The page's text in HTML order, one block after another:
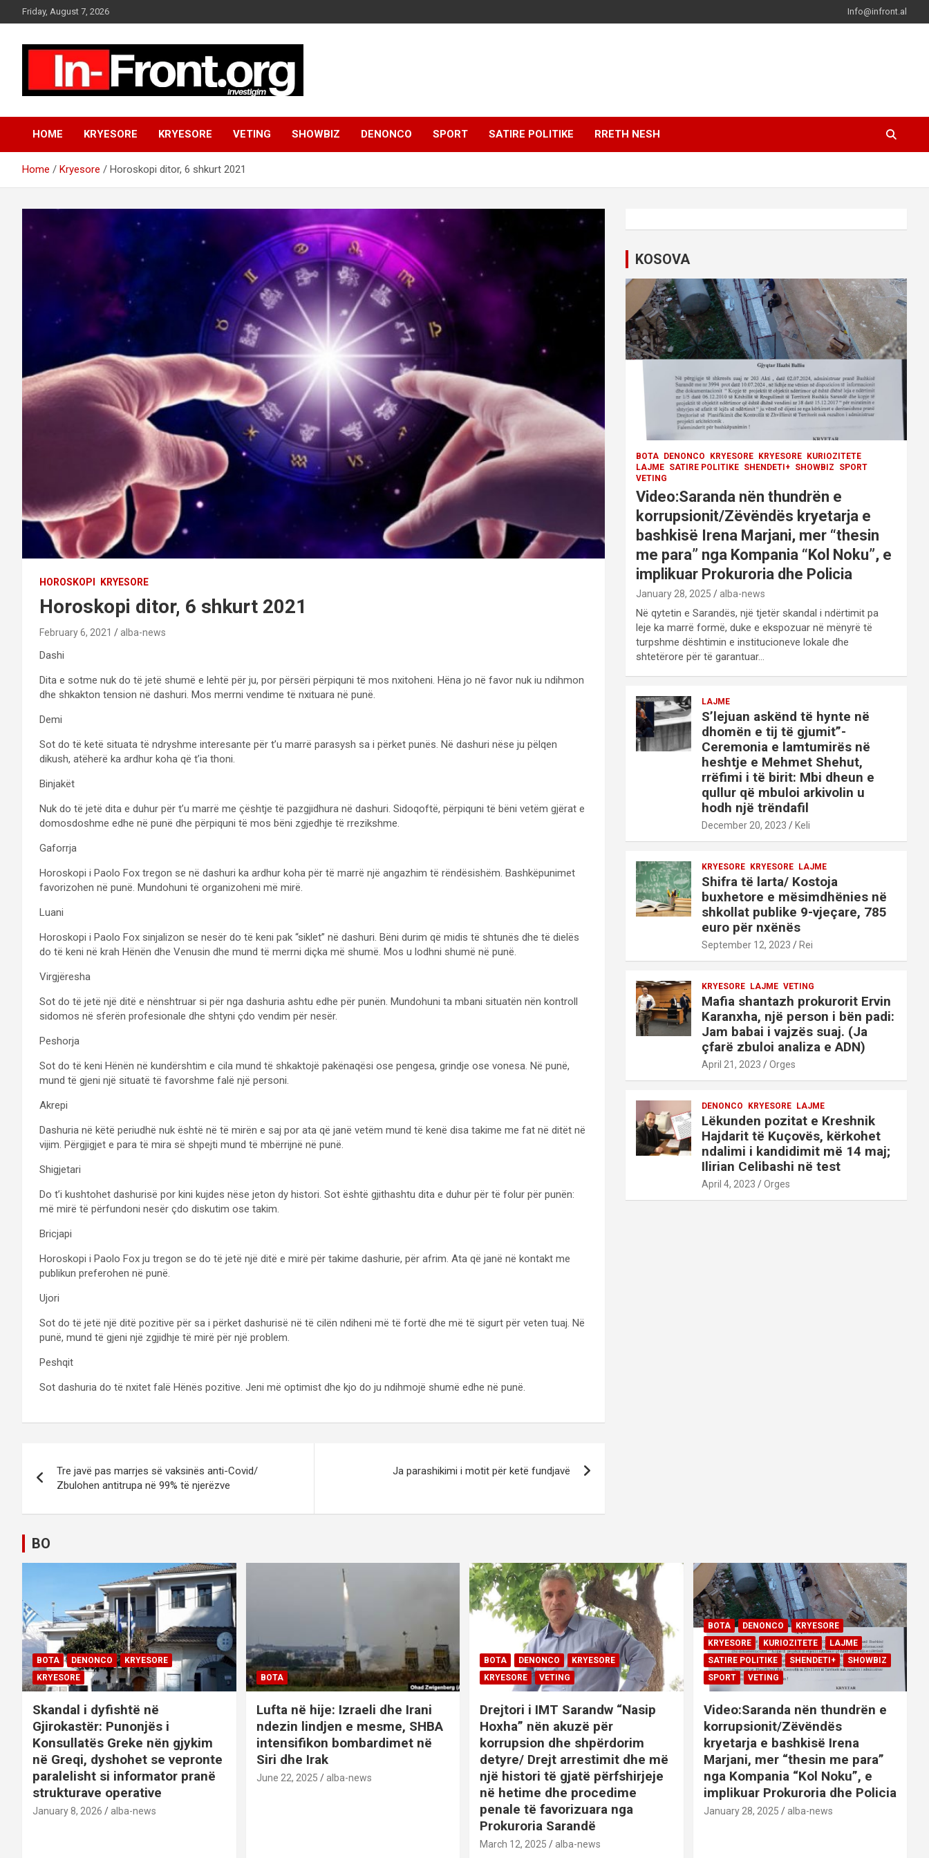
k
e
Friday, August 7, 2026 Info@infront.al
HOME KRYESORE KRYESORE VETING SHOWBIZ DENONCO SPORT SATIRE POLITIKE RRETH NESH
Home Kryesore Horoskopi ditor, 6 shkurt 2021
HOROSKOPI KRYESORE
Horoskopi ditor, 6 shkurt 2021
February 6, 2021 alba-news
Dashi
Dita e sotme nuk do të jetë shumë e lehtë për ju, por përsëri përpiquni të mos nxitoheni. Hëna jo në favor nuk iu ndihmon
dhe shkakton tension në dashuri. Mos merrni vendime të nxituara në punë.
Demi
Sot do të ketë situata të ndryshme interesante për t’u marrë parasysh sa i përket punës. Në dashuri nëse ju pëlqen
dikush, atëherë ka ardhur koha që t’ia thoni.
Binjakët
Nuk do të jetë dita e duhur për t’u marrë me çështje të pazgjidhura në dashuri. Sidoqoftë, përpiquni të bëni vetëm gjërat e
domosdoshme edhe në punë dhe përpiquni të mos bëni zgjedhje të rrezikshme.
Gaforrja
Horoskopi i Paolo Fox tregon se në dashuri ka ardhur koha për të marrë një angazhim të rëndësishëm. Bashkëpunimet
favorizohen në punë. Mundohuni të organizoheni më mirë.
Luani
Horoskopi i Paolo Fox sinjalizon se nesër do të keni pak “siklet” në dashuri. Bëni durim që midis të shtunës dhe të dielës
do të keni në krah Hënën dhe Venusin dhe mund të merrni diçka më shumë. Mos u lodhni shumë në punë.
Virgjëresha
Sot do të jetë një ditë e nënshtruar si për nga dashuria ashtu edhe për punën. Mundohuni ta mbani situatën nën kontroll
sidomos në sferën profesionale dhe shtyni çdo vendim për nesër.
Peshorja
Sot do të keni Hënën në kundërshtim e cila mund të shkaktojë pakënaqësi ose pengesa, grindje ose vonesa. Në punë,
mund të gjeni një situatë të favorshme falë një personi.
Akrepi
Dashuria në këtë periudhë nuk është në të mirën e saj por ata që janë vetëm mund të kenë disa takime me fat në ditët në
vijim. Përgjigjet e para të mira së shpejti mund të mbërrijnë në punë.
Shigjetari
Do t’i kushtohet dashurisë por kini kujdes nëse jeton dy histori. Sot është gjithashtu dita e duhur për të folur për punën:
më mirë të përfundoni nesër çdo diskutim ose takim.
Bricjapi
Horoskopi i Paolo Fox ju tregon se do të jetë një ditë e mirë për takime dashurie, për afrim. Ata që janë në kontakt me
publikun preferohen në punë.
Ujori
Sot do të jetë një ditë pozitive për sa i përket dashurisë në të cilën ndiheni më të fortë dhe më të sigurt për veten tuaj. Në
punë, mund të gjeni një zgjidhje të mirë për një problem.
Peshqit
Sot dashuria do të nxitet falë Hënës pozitive. Jeni më optimist dhe kjo do ju ndihmojë shumë edhe në punë.
s
t
n
a
v
i
g
a
o
Tre javë pas marrjes së vaksinës anti-Covid/
Zbulohen antitrupa në 99% të njerëzve
Ja parashikimi i motit për ketë fundjavë
KOSOVA
BOTA DENONCO KRYESORE KRYESORE
KURIOZITETE
LAJME SATIRE POLITIKE SHENDETI+ SHOWBIZ
SPORT
VETING
Video:Saranda nën thundrën e
korrupsionit/Zëvëndës kryetarja e
bashkisë Irena Marjani, mer “thesin
me para” nga Kompania “Kol Noku”, e
implikuar Prokuroria dhe Policia
January 28, 2025 alba-news
Në qytetin e Sarandës, një tjetër skandal i ndërtimit pa
leje ka marrë formë, duke e ekspozuar në mënyrë të
turpshme dështimin e institucioneve lokale dhe
shtetërore për të garantuar…
LAJME
S’lejuan askënd të hynte në
dhomën e tij të gjumit”-
Ceremonia e lamtumirës në
heshtje e Mehmet Shehut,
rrëfimi i të birit: Mbi dheun e
qullur që mbuloi arkivolin u
hodh një trëndafil
December 20, 2023 Keli
KRYESORE KRYESORE LAJME
Shifra të larta/ Kostoja
buxhetore e mësimdhënies në
shkollat publike 9-vjeçare, 785
euro për nxënës
September 12, 2023 Rei
KRYESORE LAJME VETING
Mafia shantazh prokurorit Ervin
Karanxha, një person i bën padi:
Jam babai i vajzës suaj. (Ja
çfarë zbuloi analiza e ADN)
April 21, 2023 Orges
DENONCO KRYESORE LAJME
Lëkunden pozitat e Kreshnik
Hajdarit të Kuçovës, kërkohet
ndalimi i kandidimit më 14 maj;
Ilirian Celibashi në test
April 4, 2023 Orges
BO
BOTA DENONCO
KRYESORE
KRYESORE
Skandal i dyfishtë në
Gjirokastër: Punonjës i
Konsullatës Greke nën gjykim
në Greqi, dyshohet se vepronte
paralelisht si informator pranë
strukturave operative
January 8, 2026 alba-news
BOTA
Lufta në hije: Izraeli dhe Irani
ndezin lindjen e mesme, SHBA
intensifikon bombardimet në
Siri dhe Irak
June 22, 2025 alba-news
BOTA DENONCO
KRYESORE
KRYESORE
VETING
Drejtori i IMT Sarandw “Nasip
Hoxha” nën akuzë për
korrupsion dhe shpërdorim
detyre/ Drejt arrestimit dhe më
një histori të gjatë përfshirjeje
në hetime dhe procedime
penale të favorizuara nga
Prokuroria Sarandë
March 12, 2025 alba-news
BOTA DENONCO
KRYESORE
KRYESORE
KURIOZITETE
LAJME
SATIRE POLITIKE
SHENDETI+
SHOWBIZ
SPORT
VETING
Video:Saranda nën thundrën e
korrupsionit/Zëvëndës
kryetarja e bashkisë Irena
Marjani, mer “thesin me para”
nga Kompania “Kol Noku”, e
implikuar Prokuroria dhe Policia
January 28, 2025 alba-news
BOTA DENONCO
KRYESORE